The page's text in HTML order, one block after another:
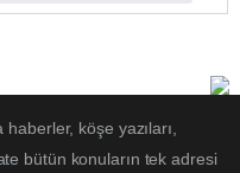
köşe yazıları,
bütün konuların tek adresi